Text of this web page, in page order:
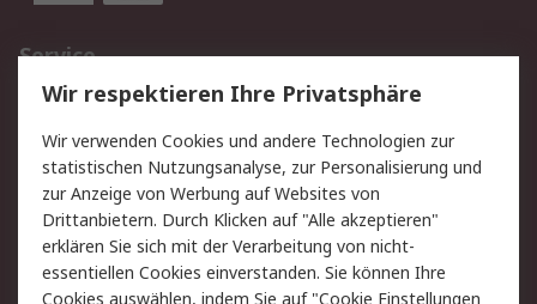
Service
Value Added Services
Lieferlösungen
Rücksendungen
Kontakt
Hilfe
Rechtliches
AGB
Datenschutz
Wir respektieren Ihre Privatsphäre
Wir verwenden Cookies und andere Technologien zur
statistischen Nutzungsanalyse, zur Personalisierung und
zur Anzeige von Werbung auf Websites von
Drittanbietern. Durch Klicken auf "Alle akzeptieren"
erklären Sie sich mit der Verarbeitung von nicht-
essentiellen Cookies einverstanden. Sie können Ihre
Cookies auswählen, indem Sie auf "Cookie Einstellungen